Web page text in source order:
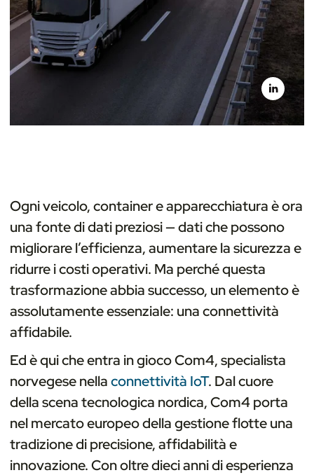
Ogni veicolo, container e apparecchiatura è ora
una fonte di dati preziosi — dati che possono
migliorare l’efficienza, aumentare la sicurezza e
ridurre i costi operativi. Ma perché questa
trasformazione abbia successo, un elemento è
assolutamente essenziale: una connettività
affidabile.
Ed è qui che entra in gioco Com4, specialista
norvegese nellaconnettività IoT. Dal cuore
della scena tecnologica nordica, Com4 porta
nel mercato europeo della gestione flotte una
tradizione di precisione, affidabilità e
innovazione. Con oltre dieci anni di esperienza